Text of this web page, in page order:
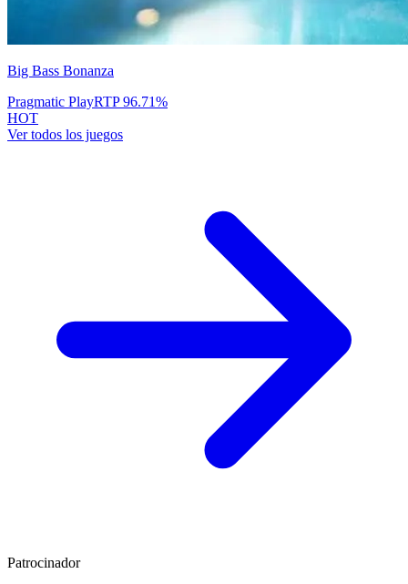
Big Bass Bonanza
Pragmatic PlayRTP96.71%
HOT
Ver todos los juegos
Patrocinador